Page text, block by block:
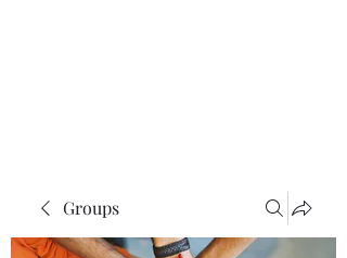
Groups